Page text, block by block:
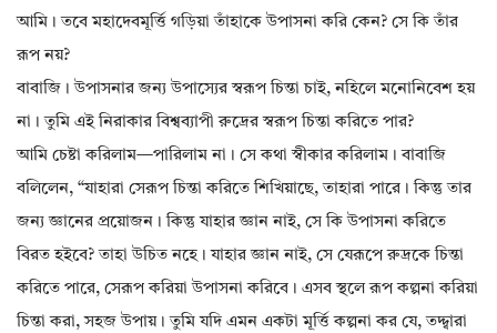
আমি। তবে মহাদেবমূর্ত্তি গড়িয়া তাঁহাকে উপাসনা করি কেন? সে কি তাঁর
রূপ নয়?
বাবাজি। উপাসনার জন্য উপাস্যের স্বরূপ চিন্তা চাই, নহিলে মনোনিবেশ হয়
না। তুমি এই নিরাকার বিশ্বব্যাপী রুদ্রের স্বরূপ চিন্তা করিতে পার?
আমি চেষ্টা করিলাম—পারিলাম না। সে কথা স্বীকার করিলাম। বাবাজি
বলিলেন, “যাহারা সেরূপ চিন্তা করিতে শিখিয়াছে, তাহারা পারে। কিন্তু তার
জন্য জ্ঞানের প্রয়োজন। কিন্তু যাহার জ্ঞান নাই, সে কি উপাসনা করিতে
বিরত হইবে? তাহা উচিত নহে। যাহার জ্ঞান নাই, সে যেরূপে রুদ্রকে চিন্তা
করিতে পারে, সেরূপ করিয়া উপাসনা করিবে। এসব স্থলে রূপ কল্পনা করিয়া
চিন্তা করা, সহজ উপায়। তুমি যদি এমন একটা মূর্ত্তি কল্পনা কর যে, তদ্দ্বারা